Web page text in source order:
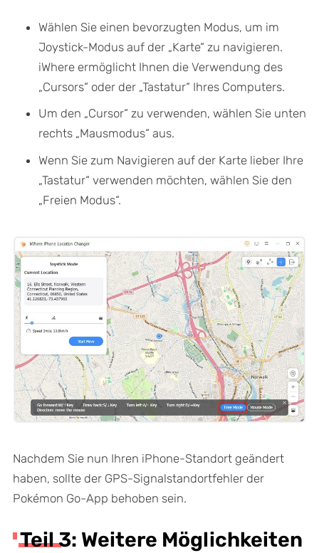
Wählen Sie einen bevorzugten Modus, um im
Joystick-Modus auf der „Karte“ zu navigieren.
iWhere ermöglicht Ihnen die Verwendung des
„Cursors“ oder der „Tastatur“ Ihres Computers.
Um den „Cursor“ zu verwenden, wählen Sie unten
rechts „Mausmodus“ aus.
Wenn Sie zum Navigieren auf der Karte lieber Ihre
„Tastatur“ verwenden möchten, wählen Sie den
„Freien Modus“.
Nachdem Sie nun Ihren iPhone-Standort geändert
haben, sollte der GPS-Signalstandortfehler der
Pokémon Go-App behoben sein.
Teil 3: Weitere Möglichkeiten